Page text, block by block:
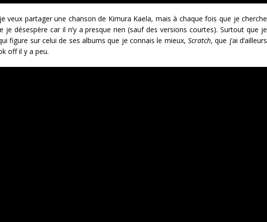
veux partager une chanson de Kimura Kaela, mais à chaque fois que je cherche
je désespère car il n’y a presque rien (sauf des versions courtes). Surtout que je
figure sur celui de ses albums que je connais le mieux,Scratch, que j’ai d’ailleurs
off il y a peu.